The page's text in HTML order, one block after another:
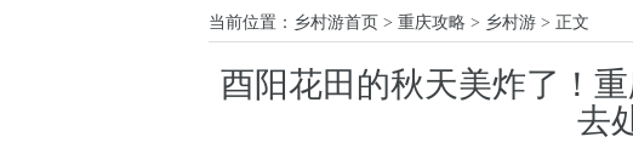
当前位置： 乡村游首页 > 重庆攻略 > 乡村游 > 正文
酉阳花田的秋天美炸了！
去